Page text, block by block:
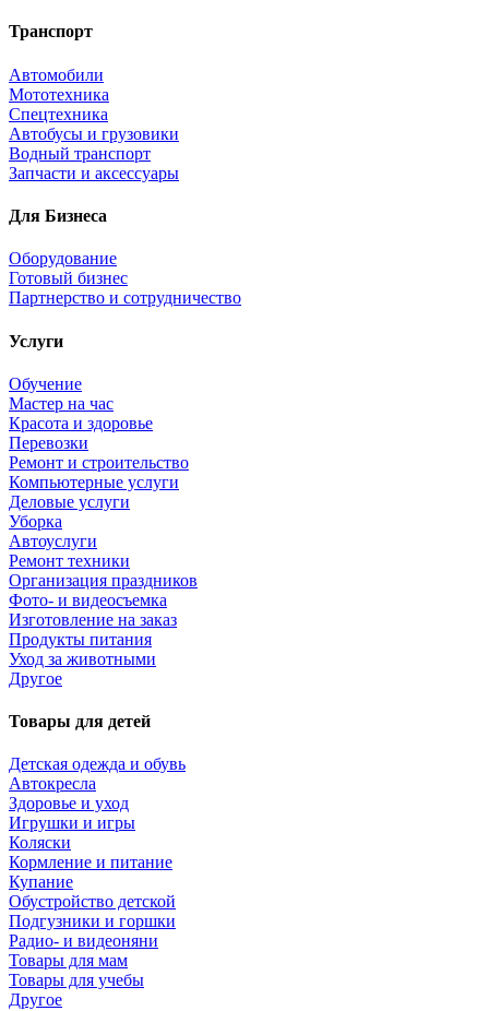
Транспорт
Автомобили
Мототехника
Спецтехника
Автобусы и грузовики
Водный транспорт
Запчасти и аксессуары
Для Бизнеса
Оборудование
Готовый бизнес
Партнерство и сотрудничество
Услуги
Обучение
Мастер на час
Красота и здоровье
Перевозки
Ремонт и строительство
Компьютерные услуги
Деловые услуги
Уборка
Автоуслуги
Ремонт техники
Организация праздников
Фото- и видеосъемка
Изготовление на заказ
Продукты питания
Уход за животными
Другое
Товары для детей
Детская одежда и обувь
Автокресла
Здоровье и уход
Игрушки и игры
Коляски
Кормление и питание
Купание
Обустройство детской
Подгузники и горшки
Радио- и видеоняни
Товары для мам
Товары для учебы
Другое